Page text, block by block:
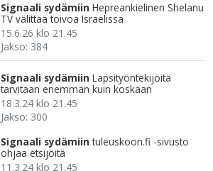
Signaali sydämiin Hepreankielinen Shelanu
TV välittää toivoa Israelissa
15.6.26 klo 21.45
Jakso: 384
Signaali sydämiin Lapsityöntekijöitä
tarvitaan enemmän kuin koskaan
18.3.24 klo 21.45
Jakso: 300
Signaali sydämiin tuleuskoon.fi -sivusto
ohjaa etsijöitä
11.3.24 klo 21.45